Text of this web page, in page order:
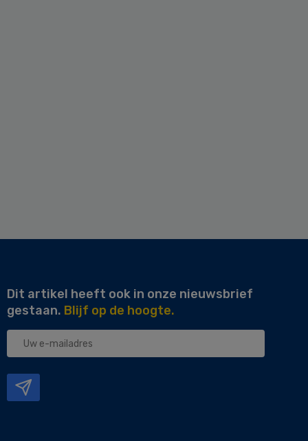
Dit artikel heeft ook in onze nieuwsbrief
gestaan. Blijf op de hoogte.
Uw